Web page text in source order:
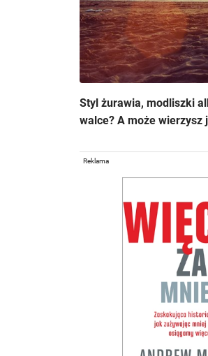
Styl żurawia, modliszki
walce? A może wierzysz
Reklama